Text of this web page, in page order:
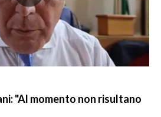
"Al momento non risultano